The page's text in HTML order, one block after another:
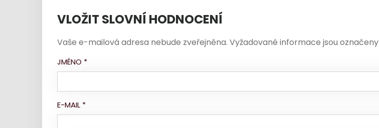
VLOŽIT SLOVNÍ HODNOCENÍ
Vaše e-mailová adresa nebude zveřejněna. Vyžadované informace jsou označeny
JMÉNO *
E-MAIL *